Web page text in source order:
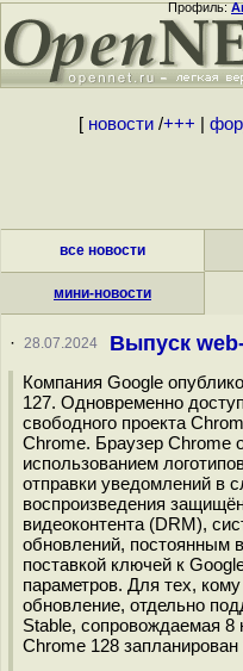
Профиль:
[ новости/+++
все новости
мини-новости
· 28.07.2024 Выпуск
Компания Google
127. Одновременно
свободного проекта
Chrome. Браузер Chrome
использованием
отправки уведомлений в
воспроизведения
видеоконтента (DRM),
обновлений, постоянным
поставкой ключей к
параметров. Для тех,
обновление, отдельно
Stable, сопровождаемая
Chrome 128 запланирован